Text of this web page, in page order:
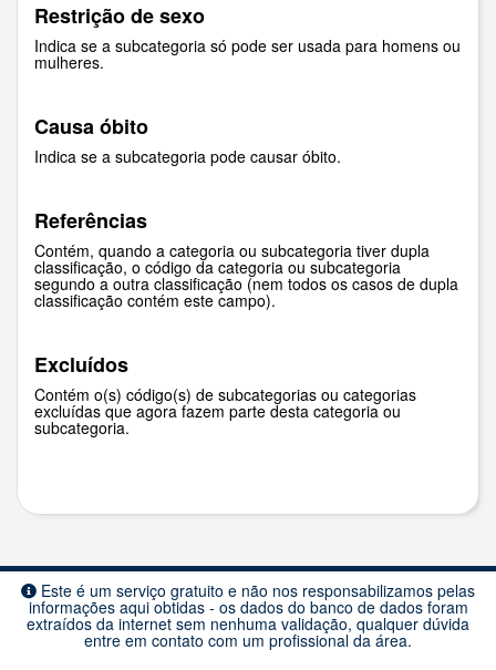
Restrição de sexo
Indica se a subcategoria só pode ser usada para homens ou
mulheres.
Causa óbito
Indica se a subcategoria pode causar óbito.
Referências
Contém, quando a categoria ou subcategoria tiver dupla
classificação, o código da categoria ou subcategoria
segundo a outra classificação (nem todos os casos de dupla
classificação contém este campo).
Excluídos
Contém o(s) código(s) de subcategorias ou categorias
excluídas que agora fazem parte desta categoria ou
subcategoria.
Este é um serviço gratuito e não nos responsabilizamos pelas
informações aqui obtidas - os dados do banco de dados foram
extraídos da internet sem nenhuma validação, qualquer dúvida
entre em contato com um profissional da área.